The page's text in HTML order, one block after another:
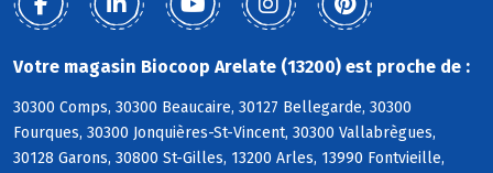
Votre magasin Biocoop Arelate (13200) est proche de :
30300 Comps, 30300 Beaucaire, 30127 Bellegarde, 30300
Fourques, 30300 Jonquières-St-Vincent, 30300 Vallabrègues,
30128 Garons, 30800 St-Gilles, 13200 Arles, 13990 Fontvieille,